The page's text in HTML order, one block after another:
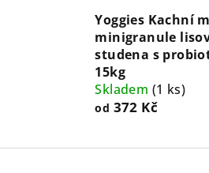
Yoggies Kachní
minigranule
studena s
15kg
Skladem (1 ks)
od 372 Kč